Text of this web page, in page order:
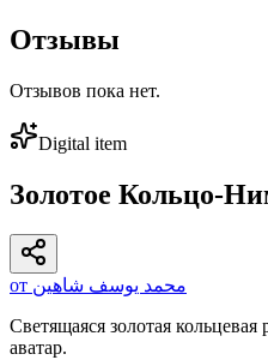
Отзывы
Отзывов пока нет.
Digital item
Золотое Кольцо-
от محمد يوسف شاهين
Светящаяся золотая
аватар.